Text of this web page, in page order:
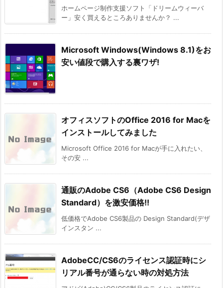
ホームページ制作支援ソフト「ドリームウィーバ
ー」安く買えるところありませんか？ ...
Microsoft Windows(Windows 8.1)をお
安い値段で購入する裏ワザ!
オフィスソフトのOffice 2016 for Macを
インストールしてみました
Microsoft Office 2016 for Macが手に入れたい、
その安 ...
通販のAdobe CS6（Adobe CS6 Design
Standard）を激安価格!!
低価格でAdobe CS6製品の Design Standard(デザ
インスタン ...
AdobeCC/CS6のライセンス認証時にシ
リアル番号が通らない時の対処方法